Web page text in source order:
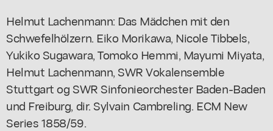
Helmut Lachenmann: Das Mädchen mit den
Schwefelhölzern. Eiko Morikawa, Nicole Tibbels,
Yukiko Sugawara, Tomoko Hemmi, Mayumi Miyata,
Helmut Lachenmann, SWR Vokalensemble
Stuttgart og SWR Sinfonieorchester Baden-Baden
und Freiburg, dir. Sylvain Cambreling. ECM New
Series 1858/59.